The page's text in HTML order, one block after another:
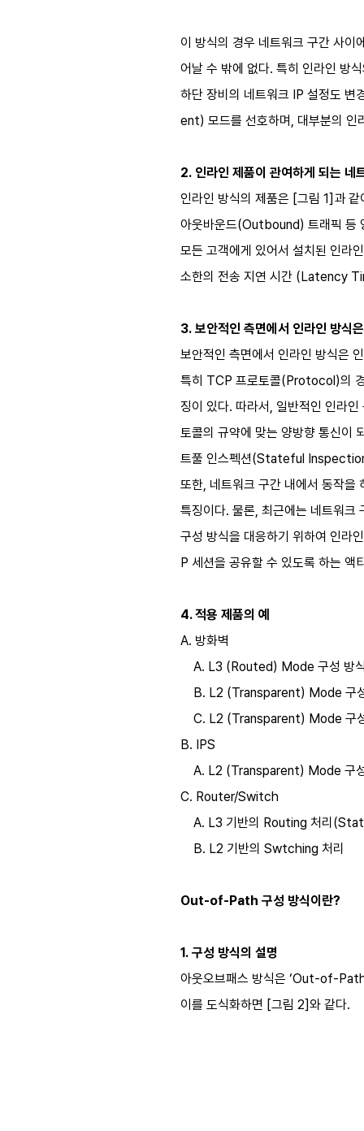
이 방식의 경우 네트워크 구간 사이
어날 수 밖에 없다. 특히 인라인 방
하단 장비의 네트워크 IP 설정도 변
ent) 모드를 선호하며, 대부분의 인
2. 인라인 제품이 관여하게 되는 네
인라인 방식의 제품은 [그림 1]과
아웃바운드(Outbound) 트래픽 등
모든 고객에게 있어서 설치된 인라
소한의 전송 지연 시간 (Latency
3. 보안적인 측면에서 인라인 방식
보안적인 측면에서 인라인 방식은
특히 TCP 프로토콜(Protocol)의
징이 있다. 따라서, 일반적인 인라
토콜의 규약에 맞는 양방향 통신이
트풀 인스펙션(Stateful
또한, 네트워크 구간 내에서 동작을
특징이다. 물론, 최근에는 네트워크
구성 방식을 대응하기 위하여 인라
P 세션을 공유할 수 있도록 하는
4. 적용 제품의 예
A. 방화벽
A. L3 (Routed) Mode 구성 방
B. L2 (Transparent) Mode 구
C. L2 (Transparent) Mode 구
B. IPS
A. L2 (Transparent) Mode 구
C. Router/Switch
A. L3 기반의 Routing 처리
B. L2 기반의 Swtching 처리
Out-of-Path 구성 방식이란?
1. 구성 방식의 설명
아웃오브패스 방식은 ‘Out-of-
이를 도식화하면 [그림 2]와 같다.